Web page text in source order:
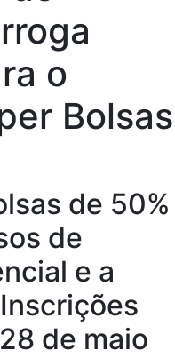
o
Bolsas
de 50%
de
e a
de maio